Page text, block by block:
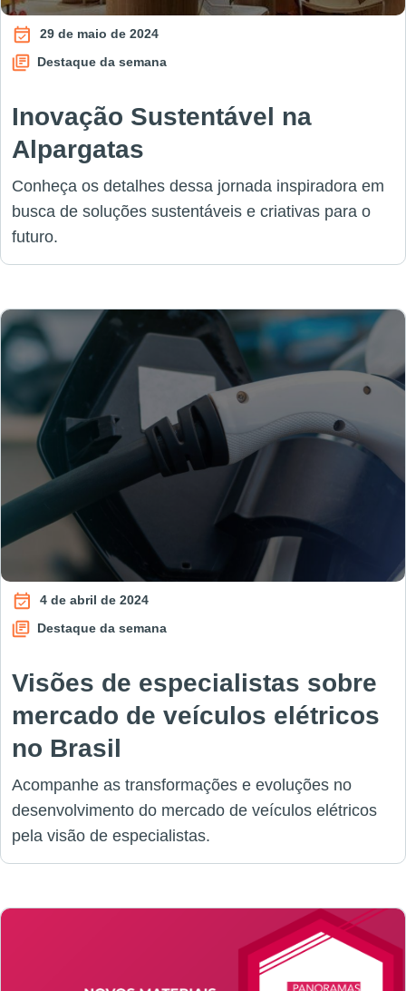
29 de maio de 2024
Destaque da semana
Inovação Sustentável na
Alpargatas
Conheça os detalhes dessa jornada inspiradora em
busca de soluções sustentáveis e criativas para o
futuro.
4 de abril de 2024
Destaque da semana
Visões de especialistas sobre
mercado de veículos elétricos
no Brasil
Acompanhe as transformações e evoluções no
desenvolvimento do mercado de veículos elétricos
pela visão de especialistas.